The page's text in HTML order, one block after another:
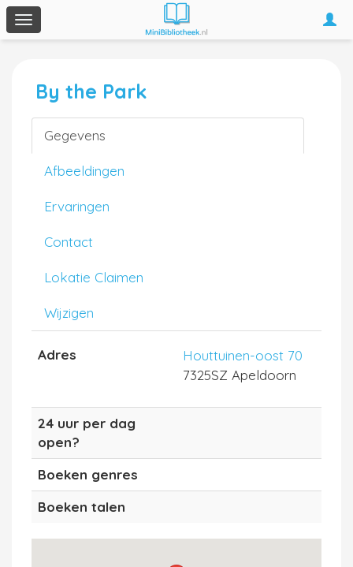
Toggle
navigation
By the Park
Gegevens
Afbeeldingen
Ervaringen
Contact
Lokatie Claimen
Wijzigen
Adres
Houttuinen-oost 70
7325SZ Apeldoorn
24 uur per dag
open?
Boeken genres
Boeken talen